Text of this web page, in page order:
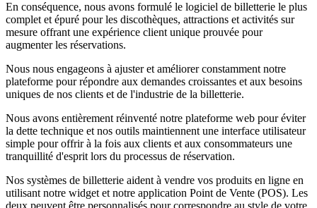
En conséquence, nous avons formulé le logiciel de billetterie le plus
complet et épuré pour les discothèques, attractions et activités sur
mesure offrant une expérience client unique prouvée pour
augmenter les réservations.
Nous nous engageons à ajuster et améliorer constamment notre
plateforme pour répondre aux demandes croissantes et aux besoins
uniques de nos clients et de l'industrie de la billetterie.
Nous avons entièrement réinventé notre plateforme web pour éviter
la dette technique et nos outils maintiennent une interface utilisateur
simple pour offrir à la fois aux clients et aux consommateurs une
tranquillité d'esprit lors du processus de réservation.
Nos systèmes de billetterie aident à vendre vos produits en ligne en
utilisant notre widget et notre application Point de Vente (POS). Les